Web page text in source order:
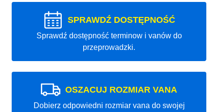
SPRAWDŹ DOSTĘPNOŚĆ
Sprawdź dostępność terminow i vanów do
przeprowadzki.
OSZACUJ ROZMIAR VANA
Dobierz odpowiedni rozmiar vana do swojej